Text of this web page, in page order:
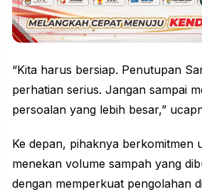
“Kita harus bersiap. Penutupan
perhatian serius. Jangan sampai
persoalan yang lebih besar,”
Ke depan, pihaknya berkomitmen
menekan volume sampah yang
dengan memperkuat pengolahan